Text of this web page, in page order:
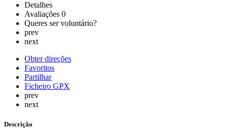
Detalhes
Avaliações 0
Queres ser voluntário?
prev
next
Obter direções
Favoritos
Partilhar
Ficheiro GPX
prev
next
Descrição